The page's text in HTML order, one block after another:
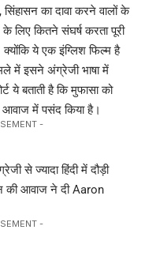
का दावा करने वालों के
के लिए कितने संघर्ष करता पूरी
क्योंकि ये एक इंग्लिश फिल्म है
में इसने अंग्रेजी भाषा में
ये बताती है कि मुफासा को
आवाज में पसंद किया है।
-
से ज्यादा हिंदी में दौड़ी
की आवाज ने दी Aaron
-